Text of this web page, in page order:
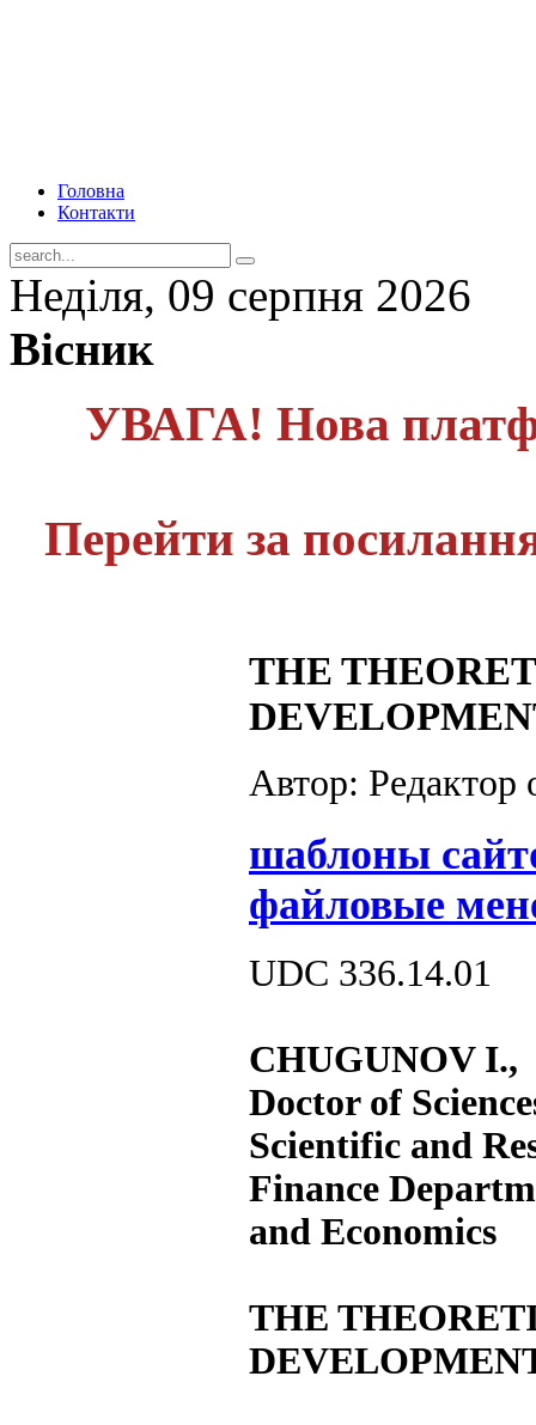
Головна
Контакти
Неділя, 09 серпня 2026
Вісник
УВАГА! Нова
Перейти за
THE
Автор: Редактор
шаблоны
файловые
UDC 336.14.01
СHUGUNOV I.,
Doctor of
Scientific and
Finance
and Economics
THE